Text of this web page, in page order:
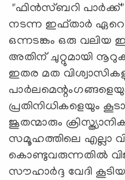
"ഫിൻസ്ബറി
നടന്ന ഇഫ്താർ ഏറെ
ഒന്നടങ്കം ഒരു വലിയ
അതിന് ചുറ്റുമായി
ഇതര മത
പ്രതിനിധികളെയും
ജൂതന്മാരും
സമൂഹത്തിലെ എല്ലാ
കൊണ്ടുവരുന്നതിൽ
സൗഹാർദ്ദ വേദി